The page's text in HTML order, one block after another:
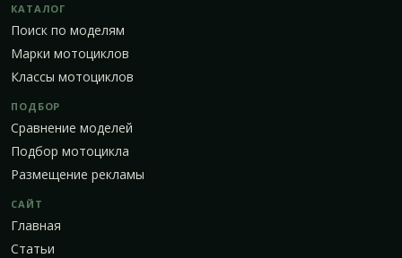
КАТАЛОГ
Поиск по моделям
Марки мотоциклов
Классы мотоциклов
ПОДБОР
Сравнение моделей
Подбор мотоцикла
Размещение рекламы
САЙТ
Главная
Статьи